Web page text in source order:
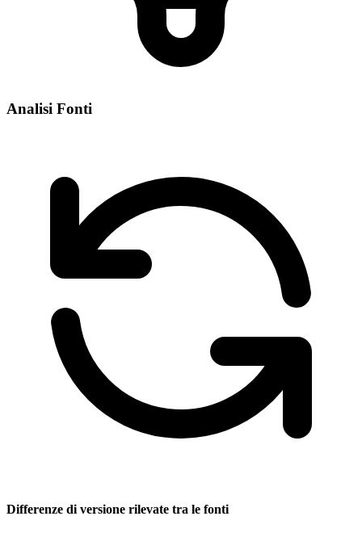
Analisi Fonti
Differenze di versione rilevate tra le fonti